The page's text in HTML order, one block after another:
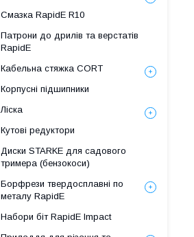
Смазка RapidE R10
Патрони до дрилів та верстатів
RapidE
Кабельна стяжка СORT
Корпусні підшипники
Ліска
Кутові редуктори
Диски STARKE для садового
тримера (бензокоси)
Борфрези твердосплавні по
металу RapidE
Набори біт RapidE Impact